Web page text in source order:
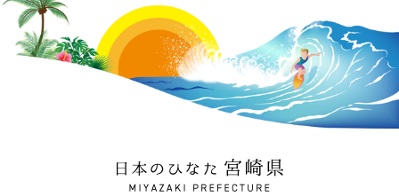
日本のひなた 宮崎県
MIYAZAKI PREFECTURE